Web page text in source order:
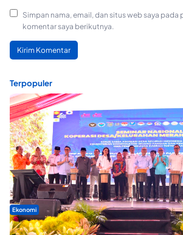
Simpan nama, email, dan situs web saya pada
komentar saya berikutnya.
Terpopuler
Ekonomi
Seminar di Ternate, Mendes Perkuat